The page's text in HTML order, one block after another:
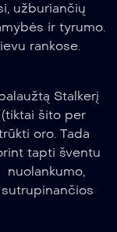
užburiančių
ir tyrumo.
rankose.
Stalkerį
šito per
oro. Tada
tapti šventu
nuolankumo,